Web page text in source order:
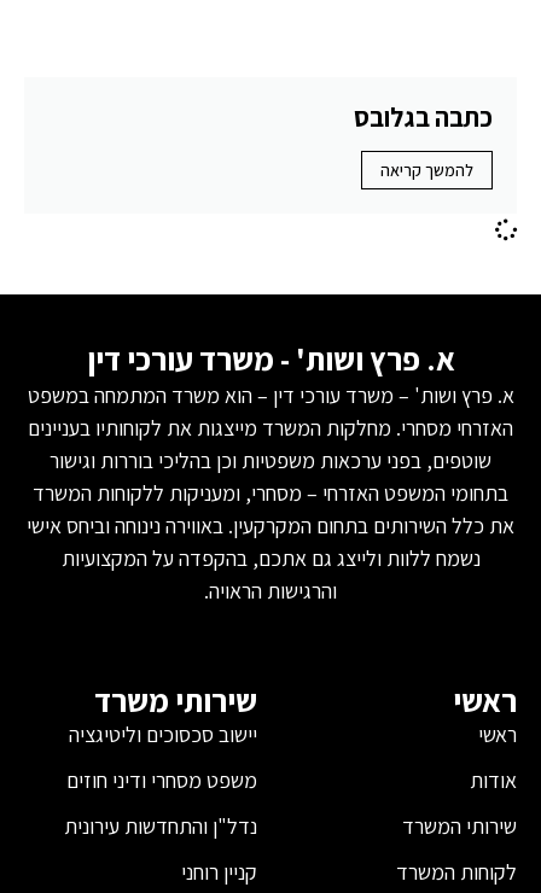
כתבה בגלובס
להמשך קריאה
א. פרץ ושות' - משרד עורכי דין
א. פרץ ושות' – משרד עורכי דין – הוא משרד המתמחה במשפט
האזרחי מסחרי. מחלקות המשרד מייצגות את לקוחותיו בעניינים
שוטפים, בפני ערכאות משפטיות וכן בהליכי בוררות וגישור
בתחומי המשפט האזרחי – מסחרי, ומעניקות ללקוחות המשרד
את כלל השירותים בתחום המקרקעין. באווירה נינוחה וביחס אישי
נשמח ללוות ולייצג גם אתכם, בהקפדה על המקצועיות
והרגישות הראויה.
ראשי
ראשי
אודות
שירותי המשרד
לקוחות המשרד
שירותי משרד
יישוב סכסוכים וליטיגציה
משפט מסחרי ודיני חוזים
נדל"ן והתחדשות עירונית
קניין רוחני